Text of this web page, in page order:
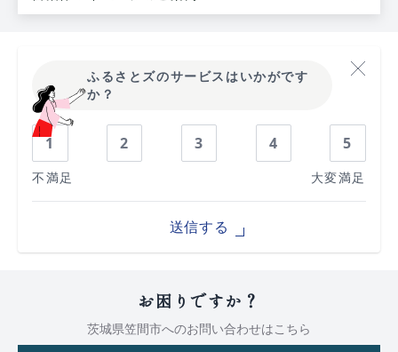
ふるさとズのサービスはいかがです
か？
1 2 3 4 5
不満足 大変満足
送信する
お困りですか？
茨城県笠間市へのお問い合わせはこちら